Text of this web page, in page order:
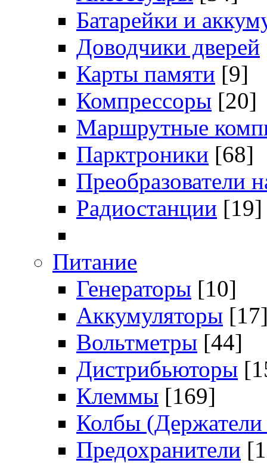
Батарейки и
Доводчики дверей
Карты памяти [9]
Компрессоры [20]
Маршрутные
Парктроники [68]
Преобразователи
Радиостанции [19]
Питание
Генераторы [10]
Аккумуляторы
Вольтметры [44]
Дистрибьюторы
Клеммы [169]
Колбы (Держатели
Предохранители